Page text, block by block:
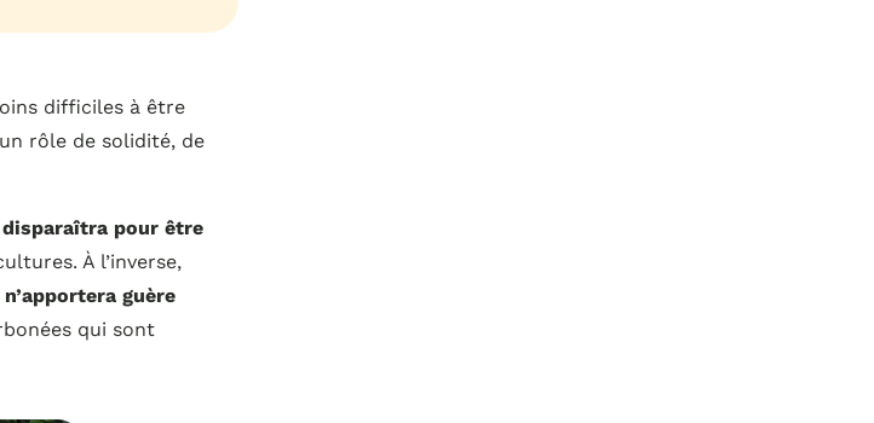
difficiles à être
rôle de solidité, de
pour être
À l’inverse,
guère
qui sont